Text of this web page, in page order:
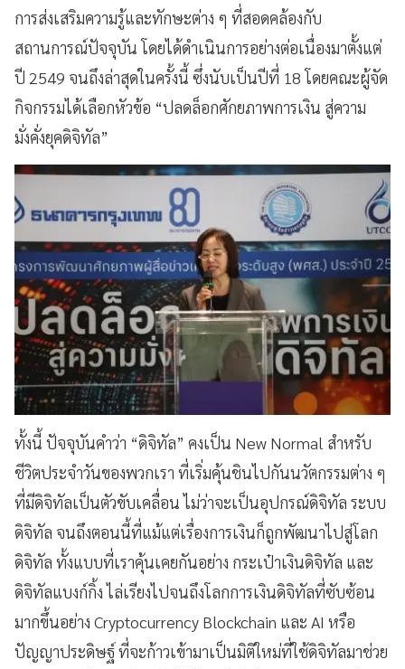
การส่งเสริมความรู้และทักษะต่าง ๆ ที่สอดคล้องกับ
สถานการณ์ปัจจุบัน โดยได้ดำเนินการอย่างต่อเนื่องมาตั้งแต่
ปี 2549 จนถึงล่าสุดในครั้งนี้ ซึ่งนับเป็นปีที่ 18 โดยคณะผู้จัด
กิจกรรมได้เลือกหัวข้อ “ปลดล็อกศักยภาพการเงิน สู่ความ
มั่งคั่งยุคดิจิทัล”
ทั้งนี้ ปัจจุบันคำว่า “ดิจิทัล” คงเป็น New Normal สำหรับ
ชีวิตประจำวันของพวกเรา ที่เริ่มคุ้นชินไปกันนวัตกรรมต่าง ๆ
ที่มีดิจิทัลเป็นตัวขับเคลื่อน ไม่ว่าจะเป็นอุปกรณ์ดิจิทัล ระบบ
ดิจิทัล จนถึงตอนนี้ที่แม้แต่เรื่องการเงินก็ถูกพัฒนาไปสู่โลก
ดิจิทัล ทั้งแบบที่เราคุ้นเคยกันอย่าง กระเป๋าเงินดิจิทัล และ
ดิจิทัลแบงก์กิ้ง ไล่เรียงไปจนถึงโลกการเงินดิจิทัลที่ซับซ้อน
มากขึ้นอย่าง Cryptocurrency Blockchain และ AI หรือ
ปัญญาประดิษฐ์ ที่จะก้าวเข้ามาเป็นมิติใหม่ที่ใช้ดิจิทัลมาช่วย